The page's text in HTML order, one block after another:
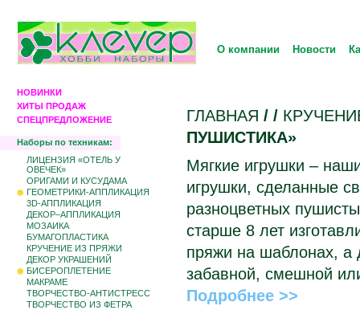
О компании Новости
НОВИНКИ
ХИТЫ ПРОДАЖ
СПЕЦПРЕДЛОЖЕНИЕ
Наборы по техникам:
ЛИЦЕНЗИЯ «ОТЕЛЬ У
ОВЕЧЕК»
ОРИГАМИ И КУСУДАМА
ГЕОМЕТРИКИ-АППЛИКАЦИЯ
3D-АППЛИКАЦИЯ
ДЕКОР–АППЛИКАЦИЯ
МОЗАИКА
БУМАГОПЛАСТИКА
КРУЧЕНИЕ ИЗ ПРЯЖИ
ДЕКОР УКРАШЕНИЙ
БИCЕРОПЛЕТЕНИЕ
МАКРАМЕ
ТВОРЧЕСТВО-АНТИСТРЕСС
ТВОРЧЕСТВО ИЗ ФЕТРА
ГЛАВНАЯ / /
ПУШИСТИКА»
Мягкие игрушки –
игрушки, сделанные
разноцветных
старше 8 лет
пряжи на шаблонах, а
забавной, смешной
Подробнее >>